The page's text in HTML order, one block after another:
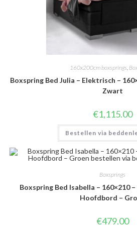
160x200cm boxsprings
Boxspring Bed Julia – Elektrisch –
Zwart
€1,115.00
Bestellen via
Boxsprings
Boxspring Bed Isabella – 160×210
Hoofdbord –
€479.00